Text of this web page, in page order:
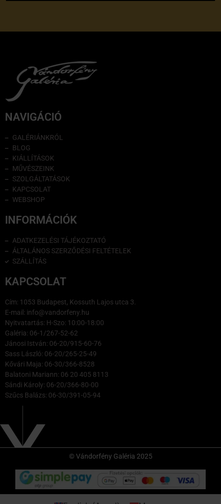
NAVIGÁCIÓ
GALÉRIÁNKRÓL
BLOG
KIÁLLÍTÁSOK
MŰVÉSZEINK
SZOLGÁLTATÁSOK
KAPCSOLAT
WEBSHOP
INFORMÁCIÓK
ADATKEZELÉSI TÁJÉKOZTATÓ
ÁLTALÁNOS SZERZŐDÉSI FELTÉTELEK
SZÁLLÍTÁS
KAPCSOLAT
Cím: 1053 Budapest, Kossuth Lajos utca 3.
E-mail: info@vandorfeny.hu
Nyitvatartás: H-Szo: 10:00-18:00
Galéria: 06-1/267-52-62
Jánosi István: 06-20/915-60-76
Sass László: 06-20/265-25-49
Kővári Maja: 06-30/366-8528
Balatoni Mariann: 06 20 405 8113
Sándi Károly: 06-20/366-80-00
Szűcs Balázs: 06-30/391-05-94
© Vándorfény Galéria 2025